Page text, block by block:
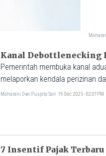
Kanal Debottlenecking
Pemerintah membuka kanal
melaporkan kendala perizinan
Maharani Dwi Puspita Sari 19 Dec 2025 - 02:01PM
7 Insentif Pajak